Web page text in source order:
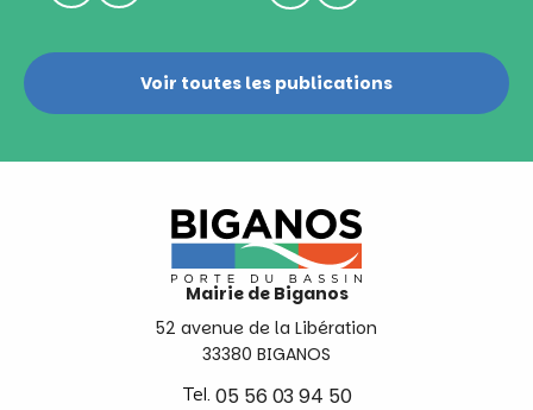
Voir toutes les publications
Mairie de Biganos
52 avenue de la Libération
33380 BIGANOS
Tel. 05 56 03 94 50